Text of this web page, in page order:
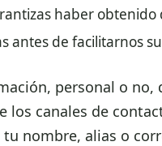
haber
antes de facilitarnos
personal o no,
los canales de
nombre, alias o